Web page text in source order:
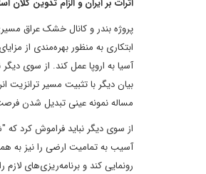
پروژه‌ بندر و کانال خشک عراق
ابتکاری به منظور بهره‌مندی از
آسیا به اروپا عمل کند. از سوی
بیان دیگر با تثبیت مسیر ترانزیت
مساله نمونه‌ عینی تبدیل شدن
از سوی دیگر نباید فراموش کرد
آسیب به تمامیت ارضی را نیز به
رونمایی کند و برنامه‌ریزی‌های